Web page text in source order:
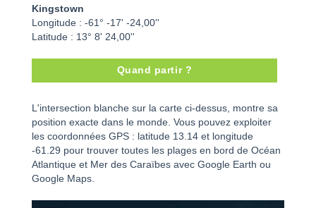
Kingstown
Longitude : -61° -17' -24,00''
Latitude : 13° 8' 24,00''
Quand partir ?
L'intersection blanche sur la carte ci-dessus, montre sa
position exacte dans le monde. Vous pouvez exploiter
les coordonnées GPS : latitude 13.14 et longitude
-61.29 pour trouver toutes les plages en bord de Océan
Atlantique et Mer des Caraïbes avec Google Earth ou
Google Maps.